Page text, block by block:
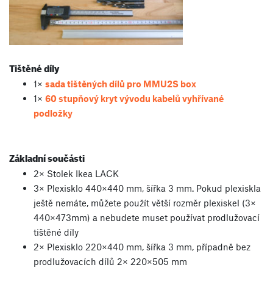
Tištěné díly
1× sada tištěných dílů pro MMU2S box
1× 60 stupňový kryt vývodu kabelů vyhřívané
podložky
Základní součásti
2× Stolek Ikea LACK
3× Plexisklo 440×440 mm, šířka 3 mm. Pokud plexiskla
ještě nemáte, můžete použít větší rozměr plexiskel (3×
440×473mm) a nebudete muset používat prodlužovací
tištěné díly
2× Plexisklo 220×440 mm, šířka 3 mm, případně bez
prodlužovacích dílů 2× 220×505 mm